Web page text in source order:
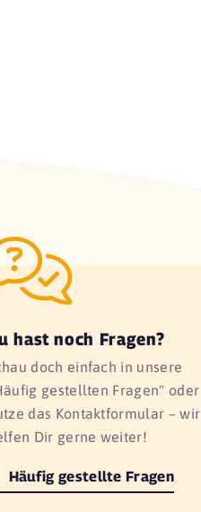
hast noch Fragen?
doch einfach in unsere
gestellten Fragen" oder
das Kontaktformular – wir
Dir gerne weiter!
Häufig gestellte Fragen